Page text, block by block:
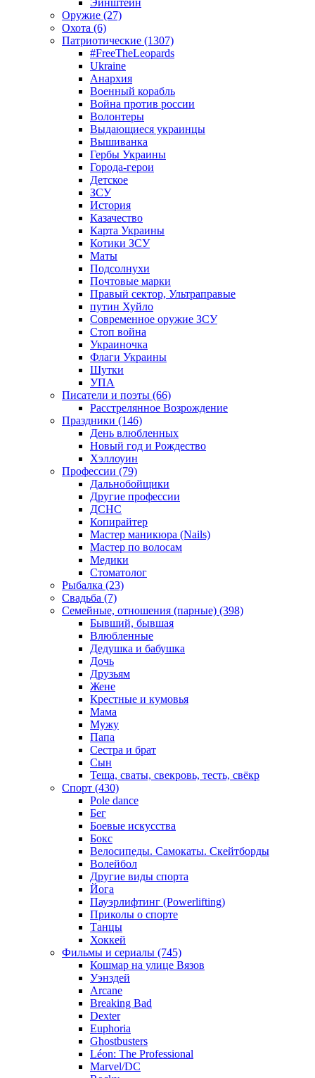
Эйнштейн
Оружие (27)
Охота (6)
Патриотические (1307)
#FreeTheLeopards
Ukraine
Анархия
Военный корабль
Война против россии
Волонтеры
Выдающиеся украинцы
Вышиванка
Гербы Украины
Города-герои
Детское
ЗСУ
История
Казачество
Карта Украины
Котики ЗСУ
Маты
Подсолнухи
Почтовые марки
Правый сектор, Ультраправые
путин Хуйло
Современное оружие ЗСУ
Стоп война
Украиночка
Флаги Украины
Шутки
УПА
Писатели и поэты (66)
Расстрелянное Возрождение
Праздники (146)
День влюбленных
Новый год и Рождество
Хэллоуин
Профессии (79)
Дальнобойщики
Другие профессии
ДСНС
Копирайтер
Мастер маникюра (Nails)
Мастер по волосам
Медики
Стоматолог
Рыбалка (23)
Свадьба (7)
Семейные, отношения (парные) (398)
Бывший, бывшая
Влюбленные
Дедушка и бабушка
Дочь
Друзьям
Жене
Крестные и кумовья
Мама
Мужу
Папа
Сестра и брат
Сын
Теща, сваты, свекровь, тесть, свёкр
Спорт (430)
Pole dance
Бег
Боевые искусства
Бокс
Велосипеды. Самокаты. Скейтборды
Волейбол
Другие виды спорта
Йога
Пауэрлифтинг (Powerlifting)
Приколы о спорте
Танцы
Хоккей
Фильмы и сериалы (745)
Кошмар на улице Вязов
Уэнздей
Arcane
Breaking Bad
Dexter
Euphoria
Ghostbusters
Léon: The Professional
Marvel/DC